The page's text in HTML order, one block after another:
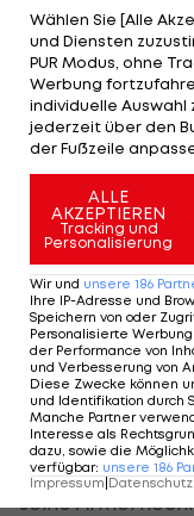
gutzumachen",
Dieser Schritt
der besseren
Performance
Ferrari-CEO
um Mattia
Wir wissen, dass
"Ferrari befindet
sein sollte, wir
verbessern. Die
reagieren, und
unmittelbare
und sein Team
ist die Antwort
seine Ärmel
Wählen Sie [Alle
und Diensten
PUR Modus, ohne
Werbung
individuelle Auswahl
jederzeit über den
der Fußzeile
ALLE
AKZEPTIEREN
Tracking und
Personalisierung
Wir und unsere 186
Ihre IP-Adresse und
Speichern von oder
Personalisierte
der Performance von
und Verbesserung von
Diese Zwecke können
und Identifikation durch
Manche Partner
Interesse als
dazu, sowie die
verfügbar: unsere 186
Impressum|